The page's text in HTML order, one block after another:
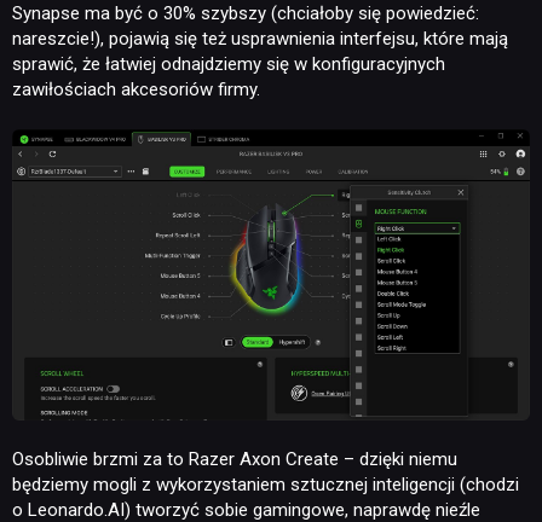
Synapse ma być o 30% szybszy (chciałoby się powiedzieć:
nareszcie!), pojawią się też usprawnienia interfejsu, które mają
sprawić, że łatwiej odnajdziemy się w konfiguracyjnych
zawiłościach akcesoriów firmy.
Osobliwie brzmi za to Razer Axon Create – dzięki niemu
będziemy mogli z wykorzystaniem sztucznej inteligencji (chodzi
o Leonardo.AI) tworzyć sobie gamingowe, naprawdę nieźle